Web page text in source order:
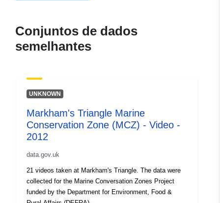
Conjuntos de dados
semelhantes
UNKNOWN
Markham's Triangle Marine
Conservation Zone (MCZ) - Video -
2012
data.gov.uk
21 videos taken at Markham's Triangle. The data were
collected for the Marine Conversation Zones Project
funded by the Department for Environment, Food &